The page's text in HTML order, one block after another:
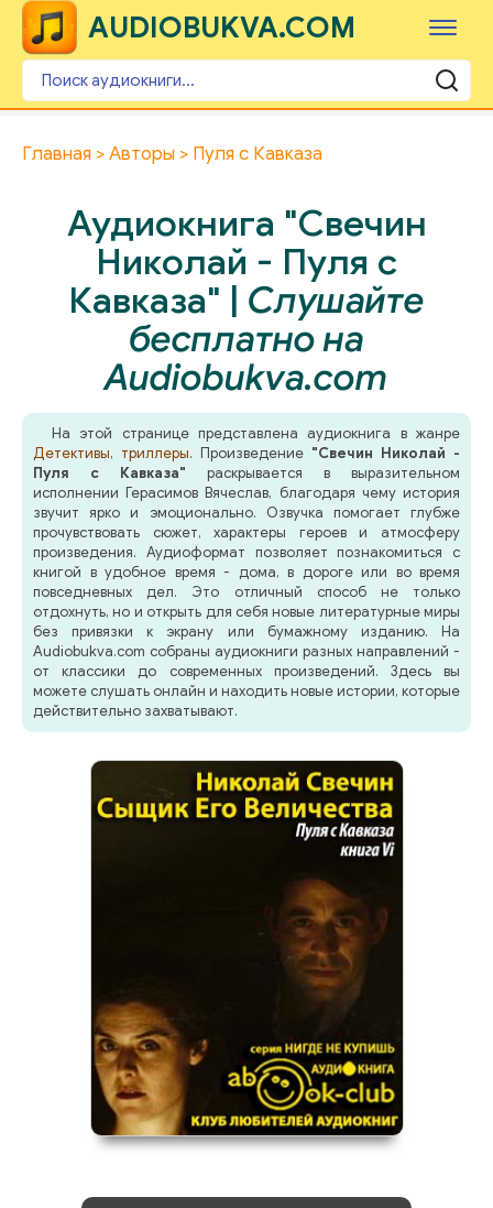
AUDIOBUKVA.COM
Главная Авторы Пуля с Кавказа
Аудиокнига "Свечин
Николай - Пуля с
Кавказа" | Слушайте
бесплатно на
Audiobukva.com
На этой странице представлена аудиокнига в жанре
Детективы, триллеры. Произведение "Свечин Николай -
Пуля с Кавказа" раскрывается в выразительном
исполнении Герасимов Вячеслав, благодаря чему история
звучит ярко и эмоционально. Озвучка помогает глубже
прочувствовать сюжет, характеры героев и атмосферу
произведения. Аудиоформат позволяет познакомиться с
книгой в удобное время - дома, в дороге или во время
повседневных дел. Это отличный способ не только
отдохнуть, но и открыть для себя новые литературные миры
без привязки к экрану или бумажному изданию. На
Audiobukva.com собраны аудиокниги разных направлений -
от классики до современных произведений. Здесь вы
можете слушать онлайн и находить новые истории, которые
действительно захватывают.